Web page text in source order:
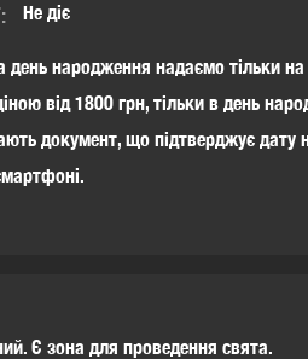
Не діє
народження надаємо тільки на
від 1800 грн, тільки в день
документ, що підтверджує дату
Є зона для проведення свята.